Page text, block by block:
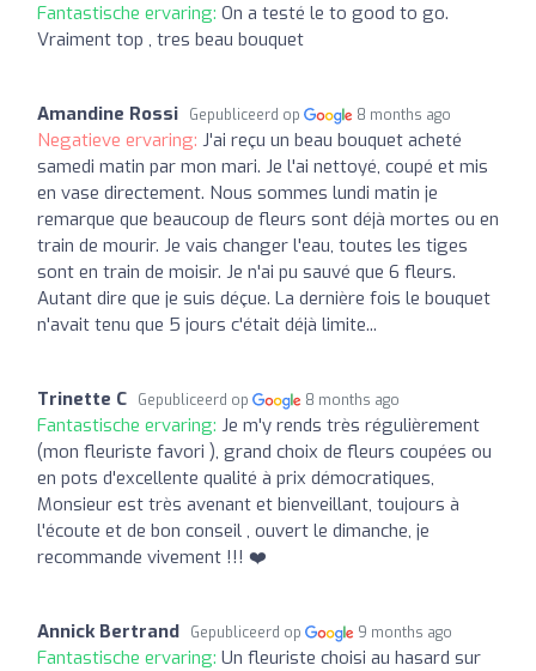
Fantastische ervaring: On a testé le to good to go.
Vraiment top , tres beau bouquet
Amandine Rossi Gepubliceerd op 8 months ago
Negatieve ervaring: J'ai reçu un beau bouquet acheté
samedi matin par mon mari. Je l'ai nettoyé, coupé et mis
en vase directement. Nous sommes lundi matin je
remarque que beaucoup de fleurs sont déjà mortes ou en
train de mourir. Je vais changer l'eau, toutes les tiges
sont en train de moisir. Je n'ai pu sauvé que 6 fleurs.
Autant dire que je suis déçue. La dernière fois le bouquet
n'avait tenu que 5 jours c'était déjà limite...
Trinette C Gepubliceerd op 8 months ago
Fantastische ervaring: Je m'y rends très régulièrement
(mon fleuriste favori ), grand choix de fleurs coupées ou
en pots d'excellente qualité à prix démocratiques,
Monsieur est très avenant et bienveillant, toujours à
l'écoute et de bon conseil , ouvert le dimanche, je
recommande vivement !!! ❤️
Annick Bertrand Gepubliceerd op 9 months ago
Fantastische ervaring: Un fleuriste choisi au hasard sur